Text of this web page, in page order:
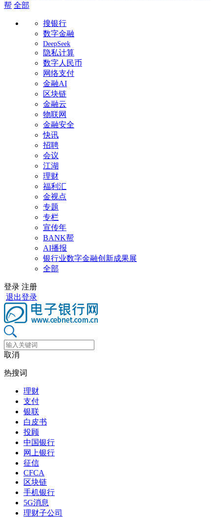
帮 全部
搜银行
数字金融
DeepSeek
隐私计算
数字人民币
网络支付
金融AI
区块链
金融云
物联网
金融安全
快讯
招聘
会议
江湖
理财
福利汇
金视点
专题
专栏
宣传年
BANK帮
AI播报
银行业数字金融创新成果展
全部
登录 注册
退出登录
取消
热搜词
理财
支付
银联
白皮书
投顾
中国银行
网上银行
征信
CFCA
区块链
手机银行
5G消息
理财子公司